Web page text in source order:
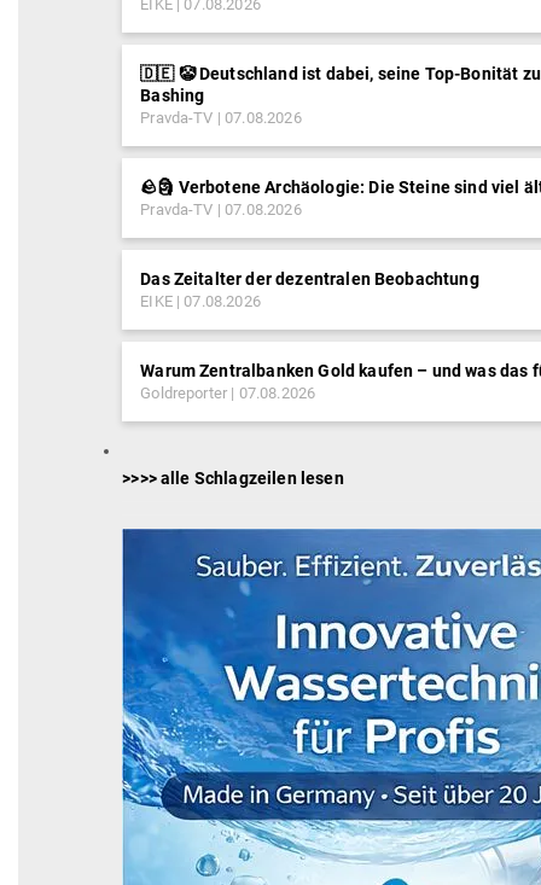
EIKE 07.08.2026
🇩🇪 🤡 Deutschland ist dabei, seine Top-Bonität
Bashing
Pravda-TV 07.08.2026
🪨🗿 Verbotene Archäologie: Die Steine sind viel
Pravda-TV 07.08.2026
Das Zeitalter der dezentralen Beobachtung
EIKE 07.08.2026
Warum Zentralbanken Gold kaufen – und was das
Goldreporter 07.08.2026
>>>> alle Schlagzeilen lesen